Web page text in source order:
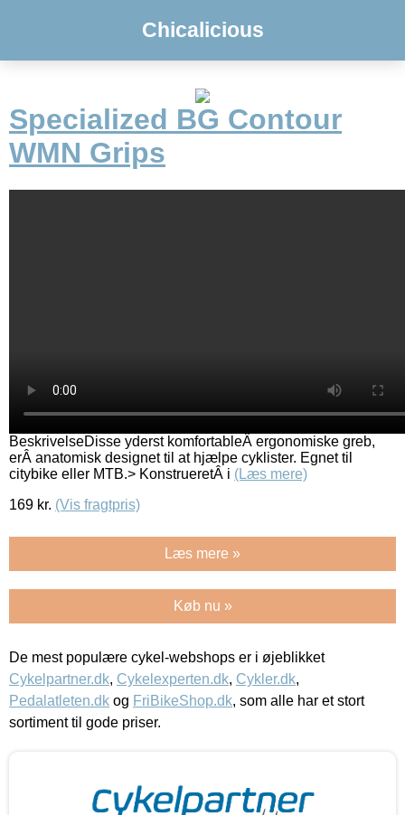
Chicalicious
Specialized BG Contour
WMN Grips
BeskrivelseDisse yderst komfortableÂ ergonomiske greb,
erÂ anatomisk designet til at hjælpe cyklister. Egnet til
citybike eller MTB.> KonstrueretÂ i (Læs mere)
169 kr. (Vis fragtpris)
Læs mere »
Køb nu »
De mest populære cykel-webshops er i øjeblikket
Cykelpartner.dk, Cykelexperten.dk, Cykler.dk,
Pedalatleten.dk og FriBikeShop.dk, som alle har et stort
sortiment til gode priser.